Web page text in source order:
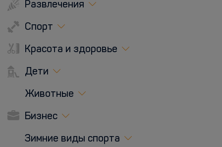
Развлечения
Спорт
Красота и здоровье
Дети
Животные
Бизнес
Зимние виды спорта